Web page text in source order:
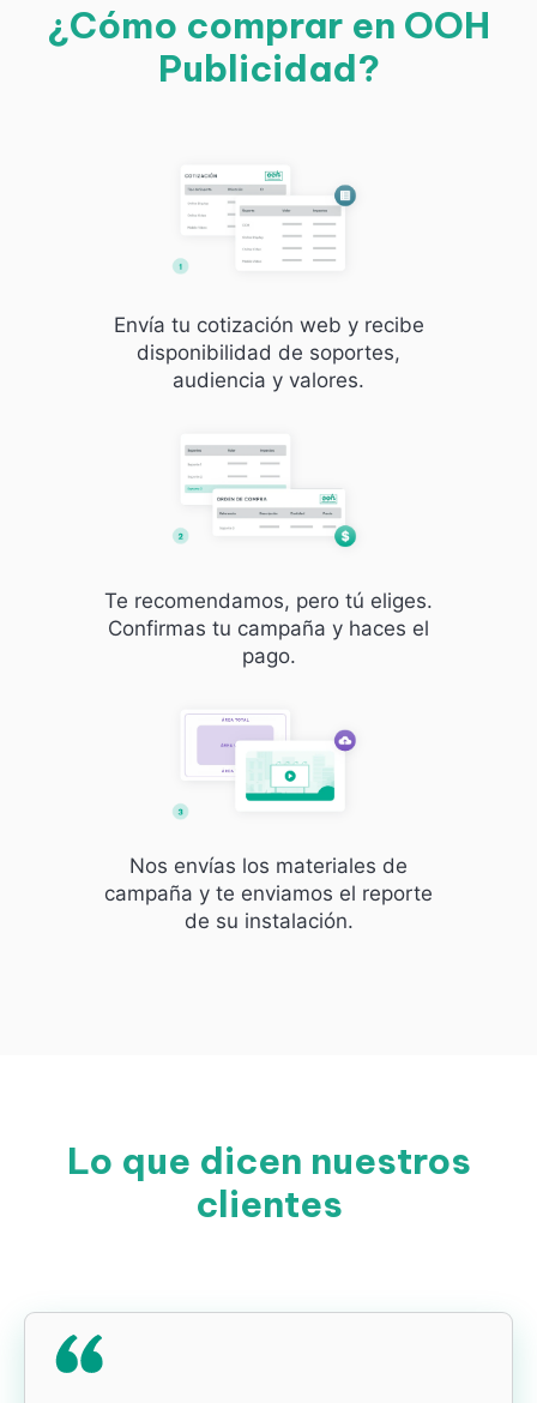
¿Cómo comprar en OOH
Publicidad?
Envía tu cotización web y recibe
disponibilidad de soportes,
audiencia y valores.
Te recomendamos, pero tú eliges.
Confirmas tu campaña y haces el
pago.
Nos envías los materiales de
campaña y te enviamos el reporte
de su instalación.
Lo que dicen nuestros
clientes